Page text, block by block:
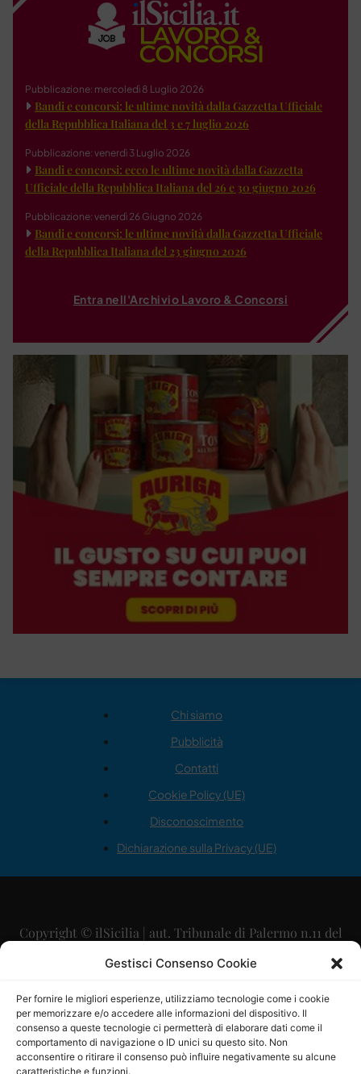
Gestisci Consenso Cookie
Per fornire le migliori esperienze, utilizziamo tecnologie come i cookie
per memorizzare e/o accedere alle informazioni del dispositivo. Il
consenso a queste tecnologie ci permetterà di elaborare dati come il
comportamento di navigazione o ID unici su questo sito. Non
acconsentire o ritirare il consenso può influire negativamente su alcune
caratteristiche e funzioni.
Pubblicazione: mercoledì 8 Luglio 2026
Bandi e concorsi: le ultime novità dalla Gazzetta Ufficiale
della Repubblica Italiana del 3 e 7 luglio 2026
Pubblicazione: venerdì 3 Luglio 2026
Bandi e concorsi: ecco le ultime novità dalla Gazzetta
Ufficiale della Repubblica Italiana del 26 e 30 giugno 2026
Pubblicazione: venerdì 26 Giugno 2026
Bandi e concorsi: le ultime novità dalla Gazzetta Ufficiale
della Repubblica Italiana del 23 giugno 2026
Entra nell'Archivio Lavoro & Concorsi
Chi siamo
Pubblicità
Contatti
Cookie Policy (UE)
Disconoscimento
Dichiarazione sulla Privacy (UE)
Copyright © ilSicilia | aut. Tribunale di Palermo n.11 del
29/09/2015
Direttore Editoriale: Maurizio Scaglione
Direttore Responsabile: Maria Calabrese